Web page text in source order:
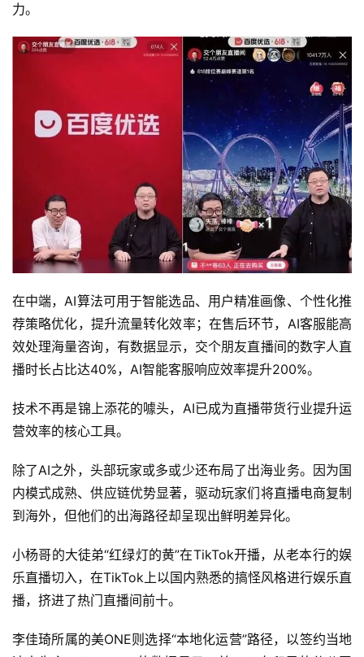
力。
在中端，AI算法可用于智能选品、用户精准画像、个性化推
荐策略优化，提升流量转化效率；在售后环节，AI客服能高
效处理海量咨询，有数据显示，交个朋友直播间的数字人直
播时长占比达40%，AI智能客服响应效率提升200%。
技术不再是锦上添花的噱头，AI已成为直播带货行业提升运
营效率的核心工具。
除了AI之外，头部玩家或多或少还布局了出海业务。因为国
内模式成熟、供应链优势显著，驱动玩家们将直播电商复制
到海外，但他们的出海路径却呈现出鲜明差异化。
小杨哥的大徒弟“红绿灯的黄”在TikTok开播，从老本行的娱
乐直播切入，在TikTok上以国内熟悉的搞怪风格进行娱乐直
播，挤进了热门直播间前十。
李佳琦所属的美ONE则选择“本地化运营”路径，以签约当地